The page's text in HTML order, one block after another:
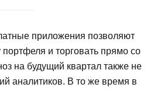
приложения позволяют
и торговать прямо со
на будущий квартал также не
аналитиков. В то же время в